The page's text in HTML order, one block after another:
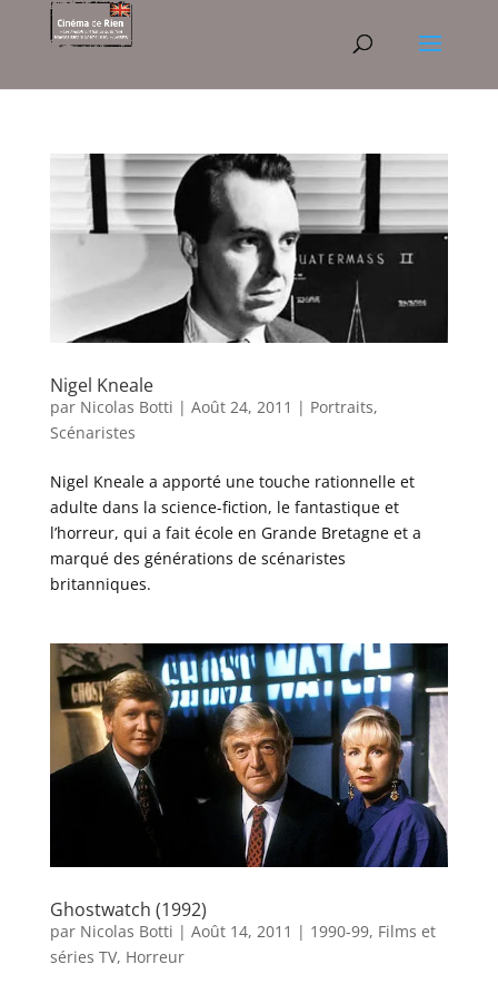
Nigel Kneale
par Nicolas Botti | Août 24, 2011 | Portraits,
Scénaristes
Nigel Kneale a apporté une touche rationnelle et
adulte dans la science-fiction, le fantastique et
l’horreur, qui a fait école en Grande Bretagne et a
marqué des générations de scénaristes
britanniques.
Ghostwatch (1992)
par Nicolas Botti | Août 14, 2011 | 1990-99, Films et
séries TV, Horreur